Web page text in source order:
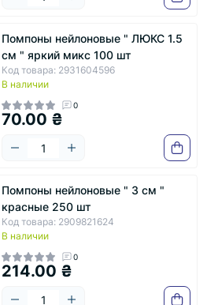
Помпоны нейлоновые " ЛЮКС 1.5
см " яркий микс 100 шт
Код товара: 2931604596
В наличии
0
70.00 ₴
Помпоны нейлоновые " 3 см "
красные 250 шт
Код товара: 2909821624
В наличии
0
214.00 ₴